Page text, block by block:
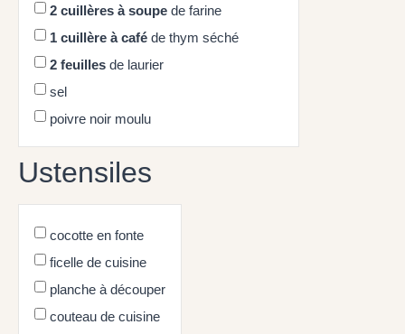
2 cuillères à soupe de farine
1 cuillère à café de thym séché
2 feuilles de laurier
sel
poivre noir moulu
Ustensiles
cocotte en fonte
ficelle de cuisine
planche à découper
couteau de cuisine